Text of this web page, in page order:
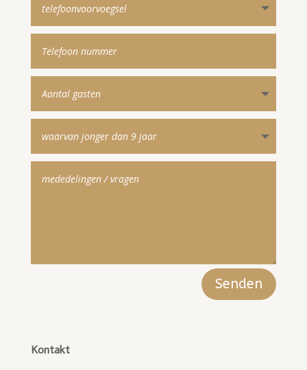
Senden
Kontakt